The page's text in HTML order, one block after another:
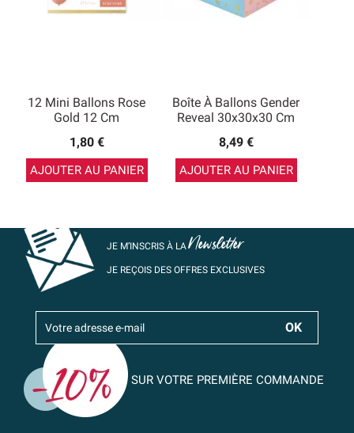
12 Mini Ballons Rose
Gold 12 Cm
1,80 €
AJOUTER AU PANIER
Boîte À Ballons Gender
Reveal 30x30x30 Cm
8,49 €
AJOUTER AU PANIER
JE M’INSCRIS À LANewsletter
JE REÇOIS DES OFFRES EXCLUSIVES
SUR VOTRE PREMIÈRE COMMANDE